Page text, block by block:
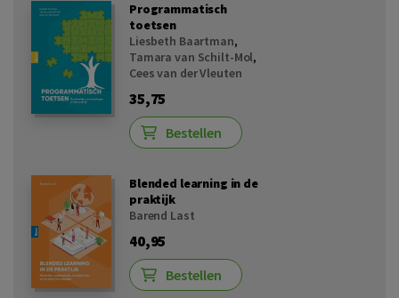
Programmatisch
toetsen
Liesbeth Baartman,
Tamara van Schilt-Mol,
Cees van der Vleuten
35,75
Bestellen
Blended learning in de
praktijk
Barend Last
40,95
Bestellen